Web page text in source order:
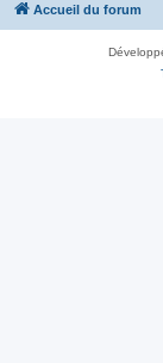
Accueil du forum